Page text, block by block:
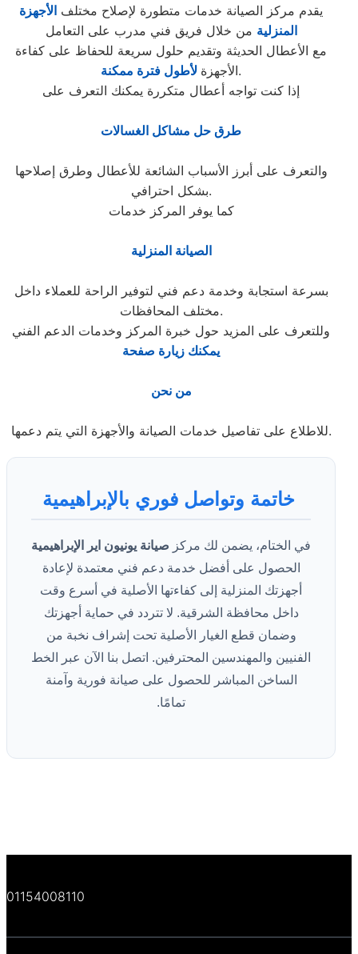
يقدم مركز الصيانة خدمات متطورة لإصلاح مختلف الأجهزة
المنزلية من خلال فريق فني مدرب على التعامل
مع الأعطال الحديثة وتقديم حلول سريعة للحفاظ على كفاءة
الأجهزة لأطول فترة ممكنة
.
إذا كنت تواجه أعطال متكررة يمكنك التعرف على
طرق حل مشاكل الغسالات
والتعرف على أبرز الأسباب الشائعة للأعطال وطرق إصلاحها
بشكل احترافي.
كما يوفر المركز خدمات
الصيانة المنزلية
بسرعة استجابة وخدمة دعم فني لتوفير الراحة للعملاء داخل
مختلف المحافظات.
وللتعرف على المزيد حول خبرة المركز وخدمات الدعم الفني
يمكنك زيارة صفحة
من نحن
للاطلاع على تفاصيل خدمات الصيانة والأجهزة التي يتم دعمها.
خاتمة وتواصل فوري بالإبراهيمية
في الختام، يضمن لك مركز صيانة يونيون اير الإبراهيمية
الحصول على أفضل خدمة دعم فني معتمدة لإعادة
أجهزتك المنزلية إلى كفاءتها الأصلية في أسرع وقت
داخل محافظة الشرقية. لا تتردد في حماية أجهزتك
وضمان قطع الغيار الأصلية تحت إشراف نخبة من
الفنيين والمهندسين المحترفين. اتصل بنا الآن عبر الخط
الساخن المباشر للحصول على صيانة فورية وآمنة
تمامًا.
01154008110